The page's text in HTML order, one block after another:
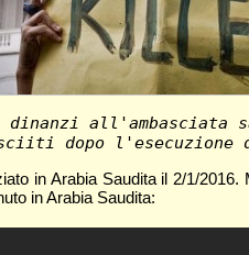
dinanzi all'ambasciata
dopo l'esecuzione
in Arabia Saudita il 2/1/
in Arabia Saudita: